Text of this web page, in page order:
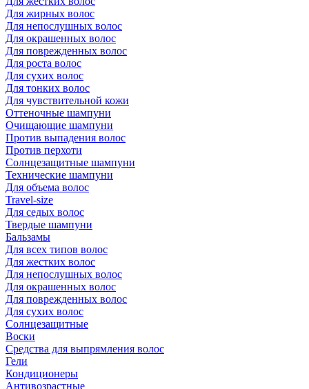
Для жирных волос
Для непослушных волос
Для окрашенных волос
Для поврежденных волос
Для роста волос
Для сухих волос
Для тонких волос
Для чувствительной кожи
Оттеночные шампуни
Очищающие шампуни
Против выпадения волос
Против перхоти
Солнцезащитные шампуни
Технические шампуни
Для объема волос
Travel-size
Для седых волос
Твердые шампуни
Бальзамы
Для всех типов волос
Для жестких волос
Для непослушных волос
Для окрашенных волос
Для поврежденных волос
Для сухих волос
Солнцезащитные
Воски
Средства для выпрямления волос
Гели
Кондиционеры
Антивозрастные